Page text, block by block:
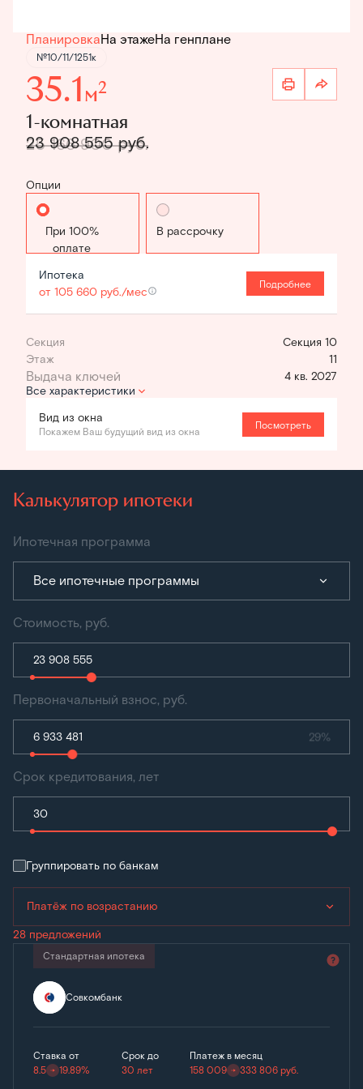
ПланировкаНа этажеНа генплане
№10/11/1251к
35.1м2
1-комнатная
25 166 900 руб.
23 908 555 руб.
Опции
Стандартная В рассрочку
Ипотека
от 105 660 руб./мес
Подробнее
Секция
Секция 10
Этаж
11
4 кв. 2027
Все характеристики
Вид из окна
Покажем Ваш будущий вид из окна
Посмотреть
Калькулятор ипотеки
Ипотечная программа
Все ипотечные программы
Стоимость, руб.
Первоначальный взнос, руб.
29%
Срок кредитования, лет
Группировать по банкам
Платёж по возрастанию
28 предложений
Стандартная ипотека
Совкомбанк
Ставка от
8.5
19.89%
Срок до
30 лет
Платеж в месяц
158 009
333 806руб.